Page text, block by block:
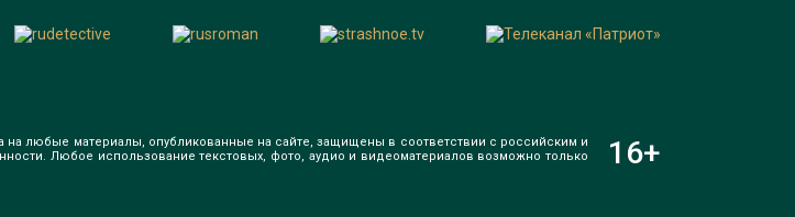
любые материалы, опубликованные на сайте, защищены в соответствии с российским и
Любое использование текстовых, фото, аудио и видеоматериалов возможно только
16+